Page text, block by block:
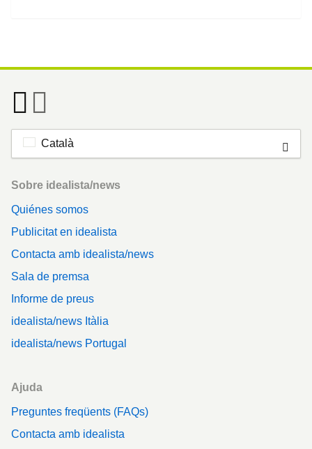
Català
Footer
Sobre idealista/news
Quiénes somos
Publicitat en idealista
Contacta amb idealista/news
Sala de premsa
Informe de preus
idealista/news Itàlia
idealista/news Portugal
Ajuda
Preguntes freqüents (FAQs)
Contacta amb idealista